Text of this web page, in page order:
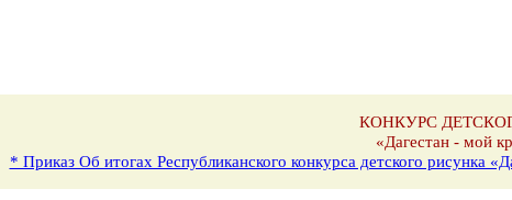
КОНКУРС
«Дагестан - мой
* Приказ Об итогах Республиканского конкурса детского рисунка